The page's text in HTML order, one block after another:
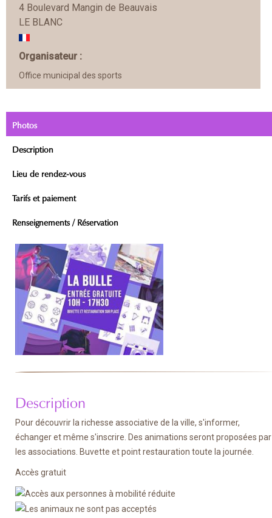
4 Boulevard Mangin de Beauvais
LE BLANC
Organisateur :
Office municipal des sports
Photos
Description
Lieu de rendez-vous
Tarifs et paiement
Renseignements / Réservation
Description
Pour découvrir la richesse associative de la ville, s'informer,
échanger et même s'inscrire. Des animations seront proposées par
les associations. Buvette et point restauration toute la journée.
Accès gratuit